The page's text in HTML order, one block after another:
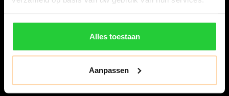
Alles toestaan
Aanpassen
8224 AA Lelystad
06-57276080
info@bespanracket.nl